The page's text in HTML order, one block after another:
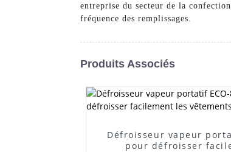
entreprise du secteur de la
fréquence des remplissages.
Produits Associés
Défroisseur vapeur
pour défroisser